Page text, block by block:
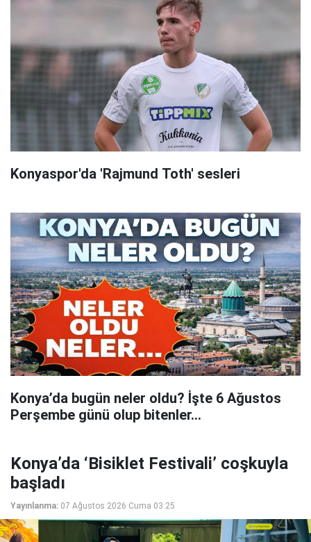
Konyaspor'da 'Rajmund Toth' sesleri
Konya’da bugün neler oldu? İşte 6 Ağustos
Perşembe günü olup bitenler…
Konya’da ‘Bisiklet Festivali’ coşkuyla
başladı
Yayınlanma: 07 Ağustos 2026 Cuma 03:25